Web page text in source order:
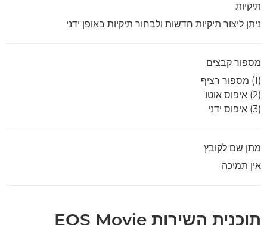
תיקיות
ניתן ליצור תיקיות חדשות ולבחור תיקיות באופן ידני
מספור קבצים
(1) מספור רציף
(2) איפוס אוטו'
(3) איפוס ידני
מתן שם לקובץ
אין תמיכה
תוכנית השירות EOS Movie